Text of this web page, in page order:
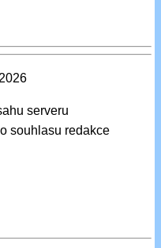
serveru
souhlasu redakce